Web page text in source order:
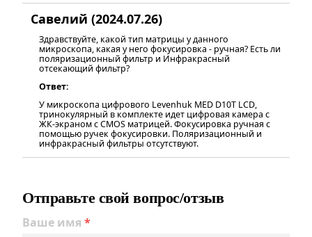
Савелий (2024.07.26)
Здравствуйте, какой тип матрицы у данного
микроскопа, какая у него фокусировка - ручная? Есть ли
поляризационный фильтр и Инфракрасный
отсекающий фильтр?
Ответ:
У микроскопа цифрового Levenhuk MED D10T LCD,
тринокулярный в комплекте идет цифровая камера с
ЖК-экраном c CMOS матрицей. Фокусировка ручная с
помощью ручек фокусировки. Поляризационный и
инфракрасный фильтры отсутствуют.
Отправьте свой вопрос/отзыв
Ваше имя *